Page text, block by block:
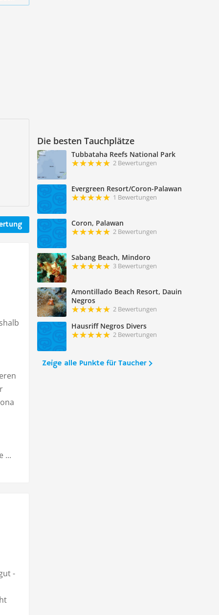
Die besten Tauchplätze
Tubbataha Reefs National Park
2 Bewertungen
Evergreen Resort/Coron-Palawan
1 Bewertungen
Coron, Palawan
2 Bewertungen
Sabang Beach, Mindoro
3 Bewertungen
Amontillado Beach Resort, Dauin
Negros
2 Bewertungen
Hausriff Negros Divers
2 Bewertungen
Zeige alle Punkte für Taucher
...
-